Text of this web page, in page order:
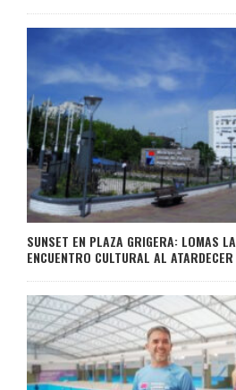
SUNSET EN PLAZA GRIGERA: LOMAS
ENCUENTRO CULTURAL AL ATARDECER